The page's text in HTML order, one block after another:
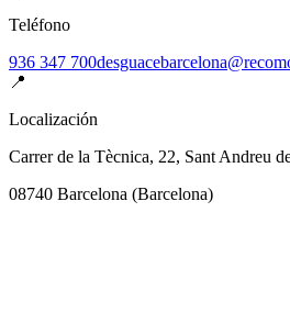
Teléfono
936 347 700
📍
Localización
Carrer de la Tècnica, 22, Sant Andreu
08740 Barcelona (Barcelona)